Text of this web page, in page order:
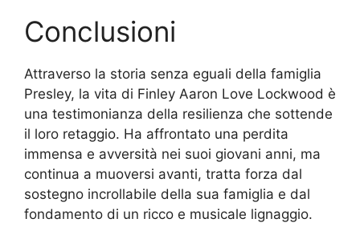
Conclusioni
Attraverso la storia senza eguali della famiglia
Presley, la vita di Finley Aaron Love Lockwood è
una testimonianza della resilienza che sottende
il loro retaggio. Ha affrontato una perdita
immensa e avversità nei suoi giovani anni, ma
continua a muoversi avanti, tratta forza dal
sostegno incrollabile della sua famiglia e dal
fondamento di un ricco e musicale lignaggio.